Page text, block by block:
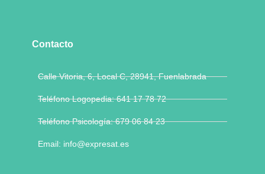
Contacto
Calle Vitoria, 6, Local C, 28941, Fuenlabrada
Teléfono Logopedia: 641 17 78 72
Teléfono Psicología: 679 06 84 23
Email: info@expresat.es